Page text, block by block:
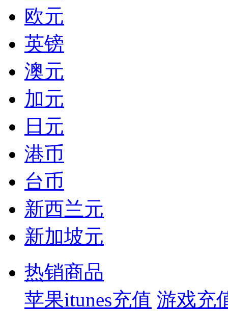
欧元
英镑
澳元
加元
日元
港币
台币
新西兰元
新加坡元
热销商品
苹果itunes充值 游戏充